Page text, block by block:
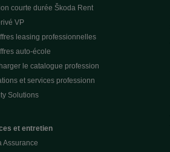
courte durée Škoda Rent
VP
leasing professionnelles
auto-école
le catalogue profession
et services professionn
Solutions
et entretien
Assurance